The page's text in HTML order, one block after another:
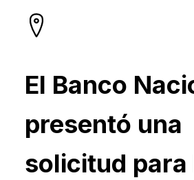
El Banco
presentó una
solicitud para